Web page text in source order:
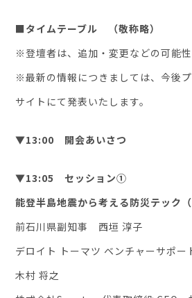
■タイムテーブル （敬称略）
※登壇者は、追加・変更などの可能性
※最新の情報につきましては、今後
サイトにて発表いたします。
▼13:00 開会あいさつ
▼13:05 セッション①
能登半島地震から考える防災テック（
前石川県副知事 西垣 淳子
デロイト トーマツ ベンチャーサポ
木村 将之